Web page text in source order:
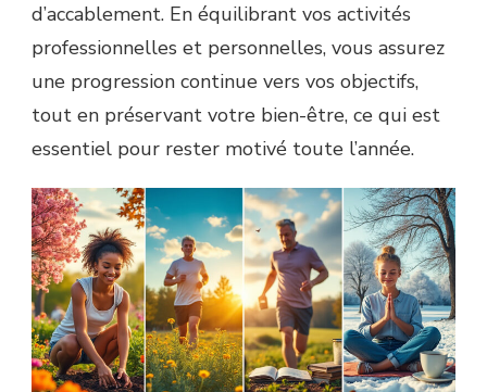
d’accablement. En équilibrant vos activités
professionnelles et personnelles, vous assurez
une progression continue vers vos objectifs,
tout en préservant votre bien-être, ce qui est
essentiel pour rester motivé toute l’année.